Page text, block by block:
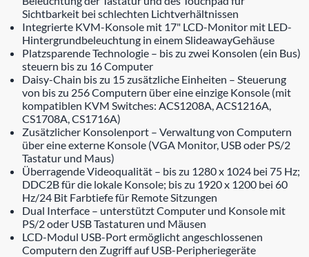
Sichtbarkeit bei schlechten Lichtverhältnissen
Integrierte KVM-Konsole mit 17" LCD-Monitor mit LED-
Hintergrundbeleuchtung in einem SlideawayGehäuse
Platzsparende Technologie – bis zu zwei Konsolen (ein Bus)
steuern bis zu 16 Computer
Daisy-Chain bis zu 15 zusätzliche Einheiten – Steuerung
von bis zu 256 Computern über eine einzige Konsole (mit
kompatiblen KVM Switches: ACS1208A, ACS1216A,
CS1708A, CS1716A)
Zusätzlicher Konsolenport – Verwaltung von Computern
über eine externe Konsole (VGA Monitor, USB oder PS/2
Tastatur und Maus)
Überragende Videoqualität – bis zu 1280 x 1024 bei 75 Hz;
DDC2B für die lokale Konsole; bis zu 1920 x 1200 bei 60
Hz/24 Bit Farbtiefe für Remote Sitzungen
Dual Interface – unterstützt Computer und Konsole mit
PS/2 oder USB Tastaturen und Mäusen
LCD-Modul USB-Port ermöglicht angeschlossenen
Computern den Zugriff auf USB-Peripheriegeräte